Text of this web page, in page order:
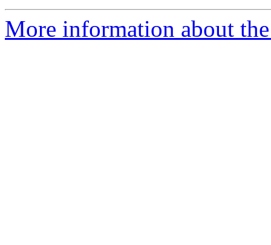
More information about